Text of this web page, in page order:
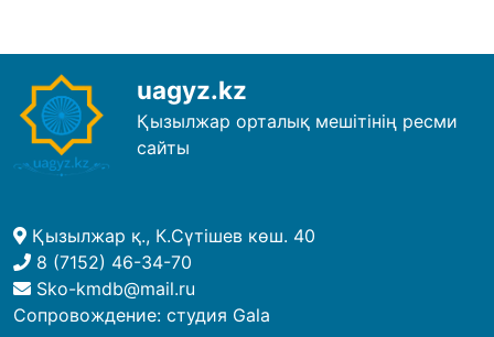
uagyz.kz
Қызылжар орталық мешітінің ресми
сайты
Қызылжар қ., К.Сүтішев көш. 40
8 (7152) 46-34-70
Sko-kmdb@mail.ru
Сопровождение: студия Gala